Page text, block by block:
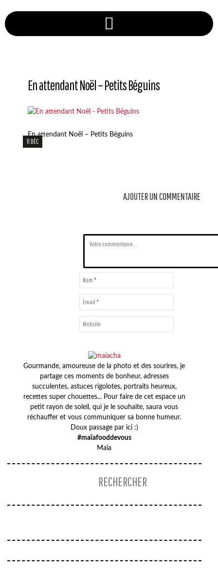
En attendant Noël – Petits Béguins
11 DÉC
En attendant Noël – Petits Béguins
AJOUTER UN COMMENTAIRE
Gourmande, amoureuse de la photo et des sourires, je
partage ces moments de bonheur, adresses
succulentes, astuces rigolotes, portraits heureux,
recettes super chouettes... Pour faire de cet espace un
petit rayon de soleil, qui je le souhaite, saura vous
réchauffer et vous communiquer sa bonne humeur.
Doux passage par ici :)
#maïafooddevous
Maïa